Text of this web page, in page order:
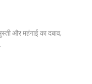
और महंगाई का दबाव;